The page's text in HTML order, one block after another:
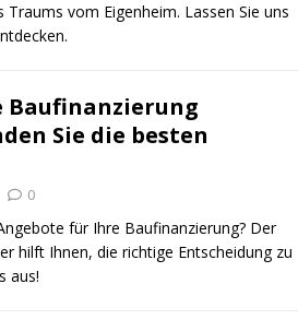
Traums vom Eigenheim. Lassen Sie uns
Sie die besten
0
für Ihre Baufinanzierung? Der
hilft Ihnen, die richtige Entscheidung zu
aus!